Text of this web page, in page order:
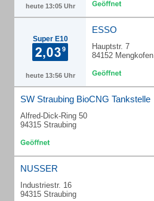
heute 13:05 Uhr
Super E10
heute 13:56 Uhr
ESSO
Hauptstr. 7
84152 Mengkofen
SW Straubing BioCNG Tankstelle
Alfred-Dick-Ring 50
94315 Straubing
NUSSER
Industriestr. 16
94315 Straubing